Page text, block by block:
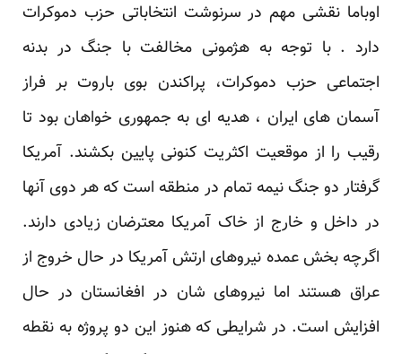
اوباما نقشی مهم در سرنوشت انتخاباتی حزب دموکرات
دارد . با توجه به هژمونی مخالفت با جنگ در بدنه
اجتماعی حزب دموکرات، پراکندن بوی باروت بر فراز
آسمان های ایران ، هدیه ای به جمهوری خواهان بود تا
رقیب را از موقعیت اکثریت کنونی پایین بکشند. آمریکا
گرفتار دو جنگ نیمه تمام در منطقه است که هر دوی آنها
در داخل و خارج از خاک آمریکا معترضان زیادی دارند.
اگرچه بخش عمده نیروهای ارتش آمریکا در حال خروج از
عراق هستند اما نیروهای شان در افغانستان در حال
افزایش است. در شرایطی که هنوز این دو پروژه به نقطه